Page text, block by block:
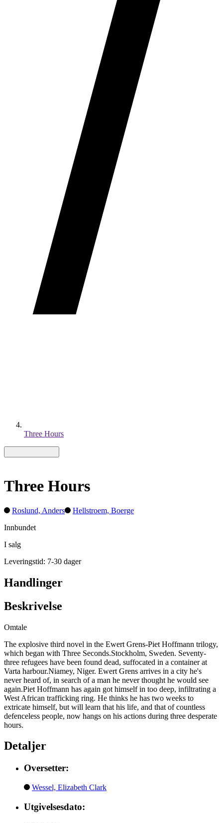
Three Hours
Three Hours
Roslund, Anders
Hellstroem, Boerge
Innbundet
I salg
Leveringstid: 7-30 dager
Handlinger
Beskrivelse
Omtale
The explosive third novel in the Ewert Grens-Piet Hoffmann trilogy,
which began with Three Seconds.Stockholm, Sweden. Seventy-
three refugees have been found dead, suffocated in a container at
Varta harbour.Niamey, Niger. Ewert Grens arrives in a city he's
never heard of, in search of a man he never thought he would see
again.Piet Hoffmann has again got himself in too deep, infiltrating a
West African trafficking ring. He thinks he has two weeks to
extricate himself, but will learn that his life, and that of countless
defenceless people, now hangs on his actions during three desperate
hours.
Detaljer
Oversetter:
Wessel, Elizabeth Clark
Utgivelsesdato: